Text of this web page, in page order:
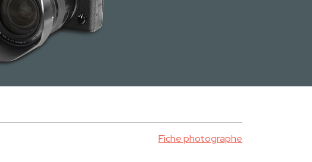
Fiche photographe